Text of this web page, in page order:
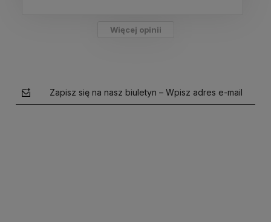
Więcej opinii
Zapisz się na nasz biuletyn – Wpisz adres e-mail